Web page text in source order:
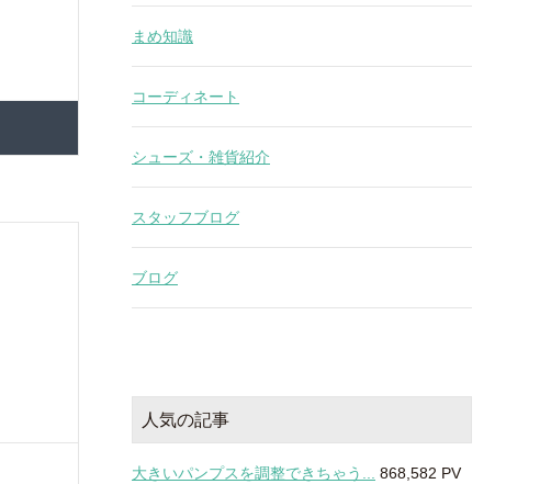
まめ知識
コーディネート
シューズ・雑貨紹介
スタッフブログ
ブログ
人気の記事
大きいパンプスを調整できちゃう... 868,582 PV